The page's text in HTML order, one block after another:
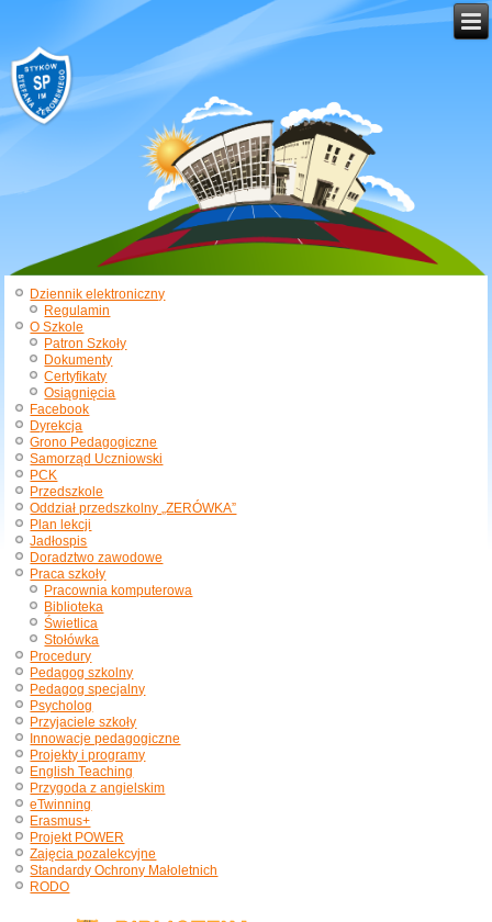
Dziennik elektroniczny
Regulamin
O Szkole
Patron Szkoły
Dokumenty
Certyfikaty
Osiągnięcia
Facebook
Dyrekcja
Grono Pedagogiczne
Samorząd Uczniowski
PCK
Przedszkole
Oddział przedszkolny „ZERÓWKA”
Plan lekcji
Jadłospis
Doradztwo zawodowe
Praca szkoły
Pracownia komputerowa
Biblioteka
Świetlica
Stołówka
Procedury
Pedagog szkolny
Pedagog specjalny
Psycholog
Przyjaciele szkoły
Innowacje pedagogiczne
Projekty i programy
English Teaching
Przygoda z angielskim
eTwinning
Erasmus+
Projekt POWER
Zajęcia pozalekcyjne
Standardy Ochrony Małoletnich
RODO